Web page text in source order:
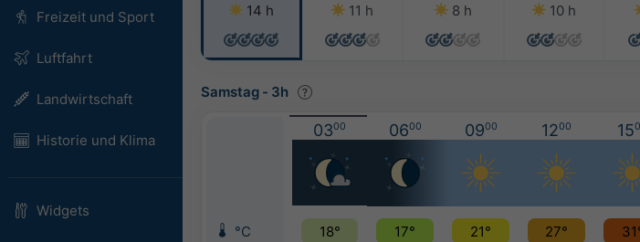
Freizeit und Sport
Luftfahrt
Landwirtschaft
Historie und Klima
Widgets
14 h
11 h
8 h
10 h
Samstag - 3h
0300 0600 0900 1200 15
°C 18° 17° 21° 27°